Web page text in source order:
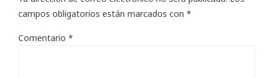
campos obligatorios están marcados con *
Comentario *